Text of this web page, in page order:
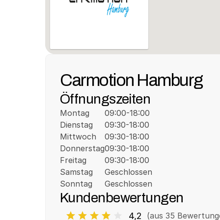
Carmotion Hamburg
Öffnungszeiten
Montag
Dienstag
Mittwoch
Donnerstag
Freitag
Samstag
Sonntag
09:00-18:00
09:30-18:00
09:30-18:00
09:30-18:00
09:30-18:00
Geschlossen
Geschlossen
Kundenbewertungen
4,2 (aus 35